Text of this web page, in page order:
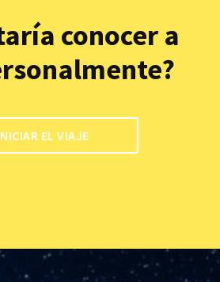
conocer a
EL VIAJE